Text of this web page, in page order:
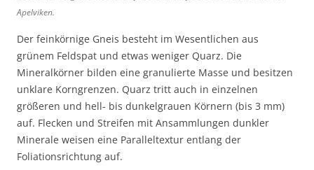
Apelviken.
Der feinkörnige Gneis besteht im Wesentlichen aus
grünem Feldspat und etwas weniger Quarz. Die
Mineralkörner bilden eine granulierte Masse und besitzen
unklare Korngrenzen. Quarz tritt auch in einzelnen
größeren und hell- bis dunkelgrauen Körnern (bis 3 mm)
auf. Flecken und Streifen mit Ansammlungen dunkler
Minerale weisen eine Paralleltextur entlang der
Foliationsrichtung auf.